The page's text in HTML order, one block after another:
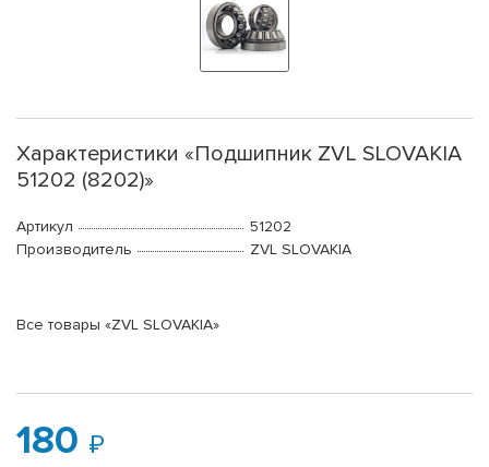
Характеристики «Подшипник ZVL SLOVAKIA
51202 (8202)»
Артикул
51202
Производитель
ZVL SLOVAKIA
Все товары «ZVL SLOVAKIA»
180